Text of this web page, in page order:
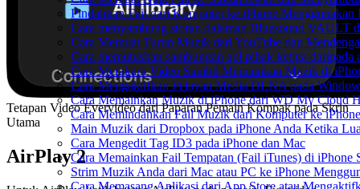
Pindahkan Fail dari Komputer ke iPhone
Cara menyambung storan dalaman Bluesound VAULT
Cara Memuat Turun Muzik dari YouTube dan
Cara memutuskan sambungan apl pihak ketiga daripada
Cara Merakam Video Sambil Memainkan Muzik di
Cara Mengaktifkan Pelayan Media DLNA pada
Cara Memainkan Muzik di iPhone dari WD My Cloud
Cara Memindahkan Fail Muzik dari Komputer ke
Main Muzik dari Dropbox pada iPhone Anda Ketika
Cara Mengedit Tag ID3 pada iPhone dan Mac
Cara Memainkan Fail Tempatan (Fail iTunes) di iPhone
Strim Muzik Anda dari Mac atau PC ke iPhone
Cara Memasang Aplikasi dari App Store atau
Tetapan Video Evervideo dari Paparan Pemain Kompak pada Skrin
Utama
AirPlay 2